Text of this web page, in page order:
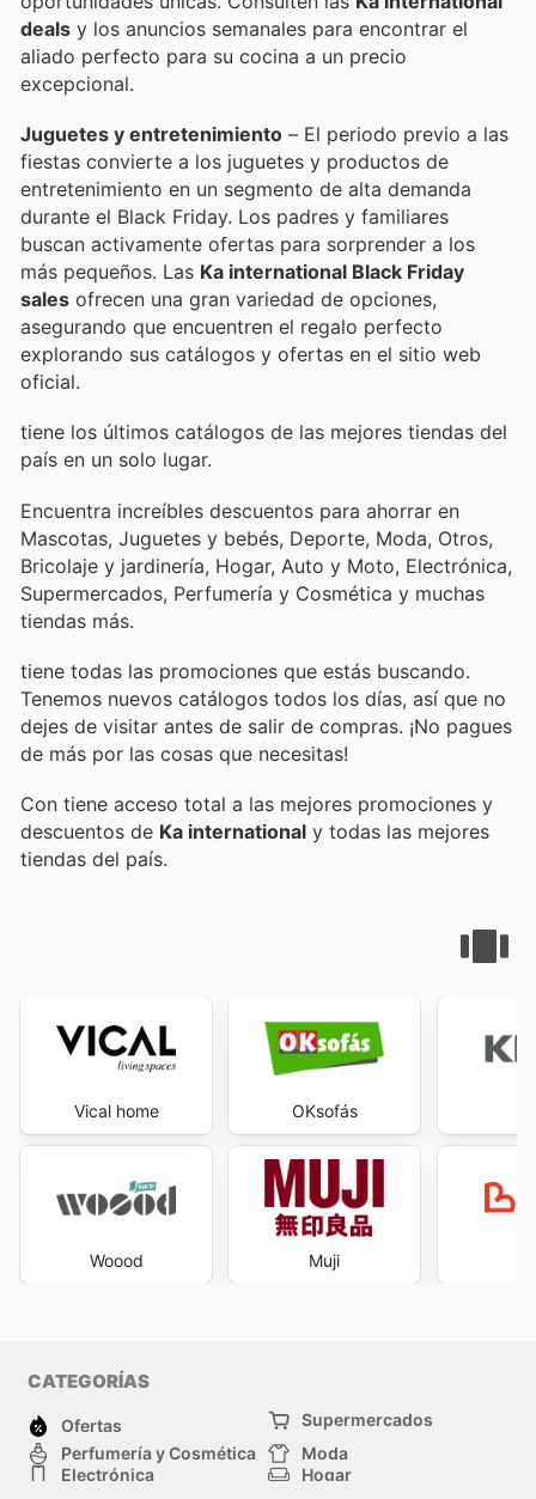
deals y los anuncios semanales para encontrar el
aliado perfecto para su cocina a un precio
excepcional.
Juguetes y entretenimiento – El periodo previo a las
fiestas convierte a los juguetes y productos de
entretenimiento en un segmento de alta demanda
durante el Black Friday. Los padres y familiares
buscan activamente ofertas para sorprender a los
más pequeños. Las Ka international Black Friday
sales ofrecen una gran variedad de opciones,
asegurando que encuentren el regalo perfecto
explorando sus catálogos y ofertas en el sitio web
oficial.
tiene los últimos catálogos de las mejores tiendas del
país en un solo lugar.
Encuentra increíbles descuentos para ahorrar en
Mascotas, Juguetes y bebés, Deporte, Moda, Otros,
Bricolaje y jardinería, Hogar, Auto y Moto, Electrónica,
Supermercados, Perfumería y Cosmética y muchas
tiendas más.
tiene todas las promociones que estás buscando.
Tenemos nuevos catálogos todos los días, así que no
dejes de visitar antes de salir de compras. ¡No pagues
de más por las cosas que necesitas!
Con tiene acceso total a las mejores promociones y
descuentos de Ka international y todas las mejores
tiendas del país.
Vical home
Woood
OKsofás
Muji
CATEGORÍAS
Ofertas
Supermercados
Perfumería y Cosmética
Moda
Electrónica
Hogar